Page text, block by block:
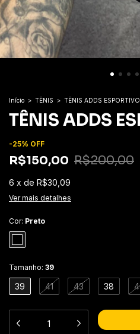
Início > TÊNIS > TÊNIS ADDS ESPORTIVO
TÊNIS ADDS
-25% OFF
R$150,00 R$200,00
6 x de R$30,09
Ver mais detalhes
Cor: Preto
Tamanho: 39
39 41 43 38